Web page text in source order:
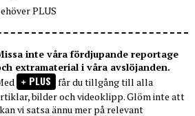
PLUS
inte våra fördjupande reportage
extramaterial i våra avslöjanden.
PLUS får du tillgång till alla
bilder och videoklipp. Glöm inte att
vi satsa ännu mer på relevant